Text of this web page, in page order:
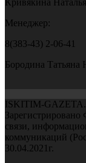
Кривякина
Менеджер:
8(383-43) 2-06-41
Бородина Татьяна
ISKITIM-
связи,
коммуникаций
30.04.2021г.